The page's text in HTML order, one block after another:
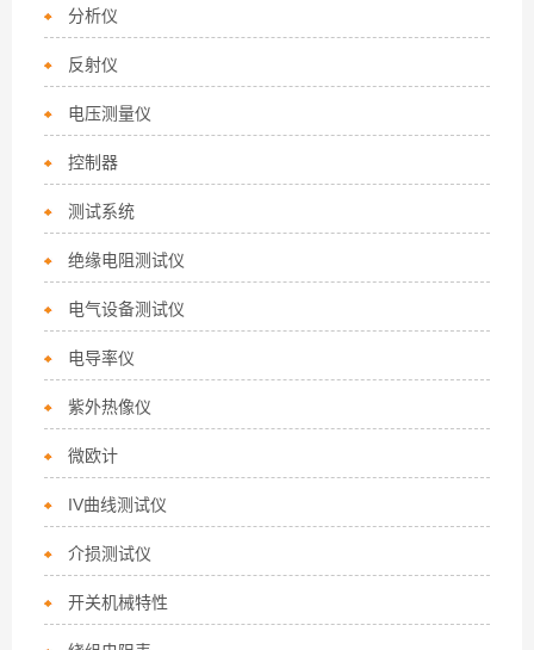
分析仪
反射仪
电压测量仪
控制器
测试系统
绝缘电阻测试仪
电气设备测试仪
电导率仪
紫外热像仪
微欧计
IV曲线测试仪
介损测试仪
开关机械特性